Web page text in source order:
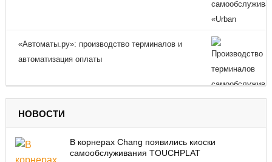
«Автоматы.ру»: производство терминалов и
автоматизация оплаты
НОВОСТИ
В корнерах Chang появились киоски
самообслуживания TOUCHPLAT